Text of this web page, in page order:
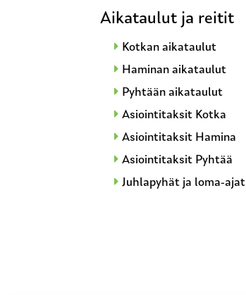
Aikataulut ja reitit
Kotkan aikataulut
Haminan aikataulut
Pyhtään aikataulut
Asiointitaksit Kotka
Asiointitaksit Hamina
Asiointitaksit Pyhtää
Juhlapyhät ja loma-ajat